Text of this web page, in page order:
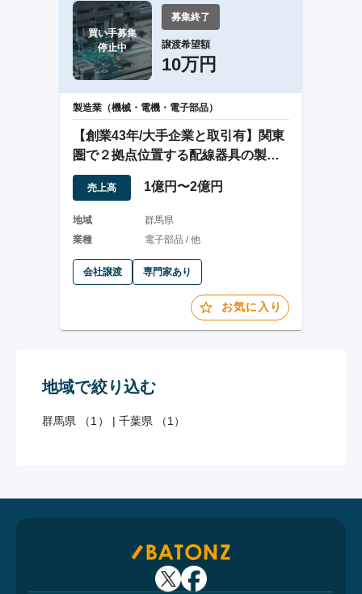
買い手募集
停止中
募集終了
譲渡希望額
10万円
製造業（機械・電機・電子部品）
【創業43年/大手企業と取引有】関東
圏で２拠点位置する配線器具の製造
会社
売上高 1億円〜2億円
地域
群馬県
業種
電子部品 / 他
会社譲渡 専門家あり
お気に入り
地域で絞り込む
群馬県 （1） | 千葉県 （1）